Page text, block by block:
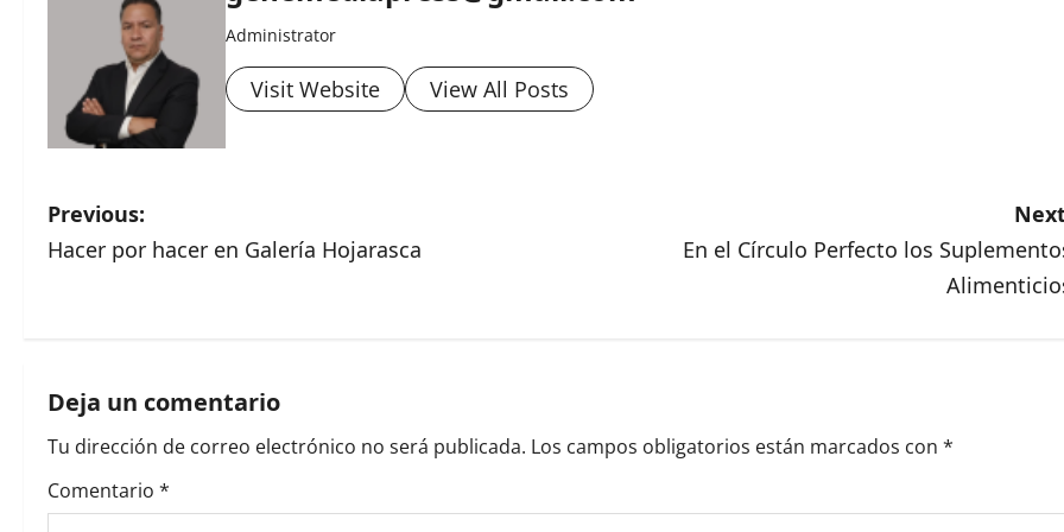
Administrator
Visit Website View All Posts
P
o
n
a
v
Previous:
Hacer por hacer en Galería Hojarasca
En el Círculo Perfecto los
Deja un comentario
Tu dirección de correo electrónico no será publicada. Los campos obligatorios están marcados con *
Comentario *